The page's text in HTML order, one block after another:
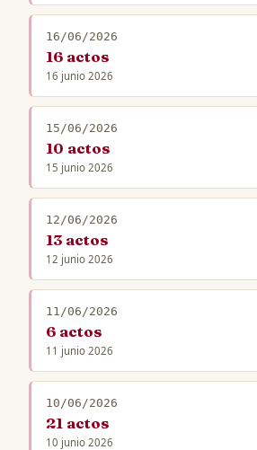
16/06/2026
16 actos
16 junio 2026
15/06/2026
10 actos
15 junio 2026
12/06/2026
13 actos
12 junio 2026
11/06/2026
6 actos
11 junio 2026
10/06/2026
21 actos
10 junio 2026